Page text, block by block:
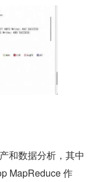
和数据分析，其中
MapReduce 作